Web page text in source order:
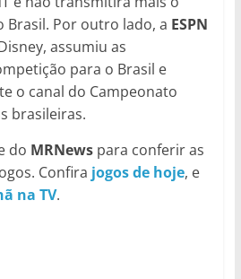
Brasil. Por outro lado, a ESPN
assumiu as
para o Brasil e
o canal do Campeonato
brasileiras.
do MRNewspara conferir as
Confira jogos de hoje, e
na TV.